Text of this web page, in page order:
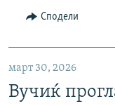
Сподели
март 30, 2026
Вучиќ